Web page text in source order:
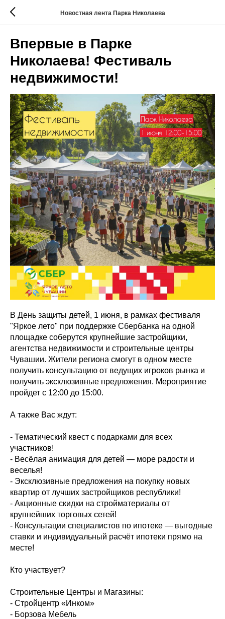
Новостная лента Парка Николаева
Впервые в Парке
Николаева! Фестиваль
недвижимости!
В День защиты детей, 1 июня, в рамках фестиваля
"Яркое лето" при поддержке Сбербанка на одной
площадке соберутся крупнейшие застройщики,
агентства недвижимости и строительные центры
Чувашии. Жители региона смогут в одном месте
получить консультацию от ведущих игроков рынка и
получить эксклюзивные предложения. Мероприятие
пройдет с 12:00 до 15:00.
А также Вас ждут:
- Тематический квест с подарками для всех
участников!
- Весёлая анимация для детей — море радости и
веселья!
- Эксклюзивные предложения на покупку новых
квартир от лучших застройщиков республики!
- Акционные скидки на стройматериалы от
крупнейших торговых сетей!
- Консультации специалистов по ипотеке — выгодные
ставки и индивидуальный расчёт ипотеки прямо на
месте!
Кто участвует?
Строительные Центры и Магазины:
- Стройцентр «Инком»
- Борзова Мебель